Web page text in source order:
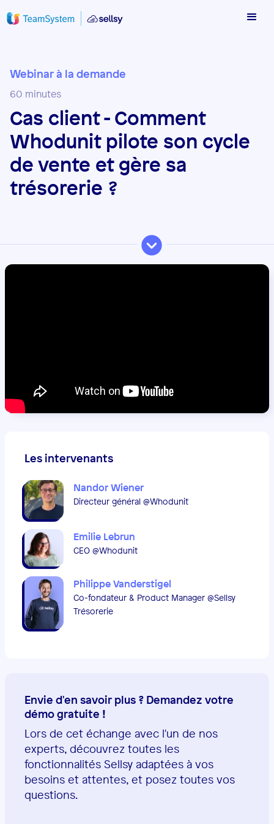
Webinar à la demande
60 minutes
Cas client - Comment
Whodunit pilote son cycle
de vente et gère sa
trésorerie ?
Les intervenants
Nandor Wiener
Directeur général @Whodunit
Emilie Lebrun
CEO @Whodunit
Philippe Vanderstigel
Co-fondateur & Product Manager @Sellsy
Trésorerie
Envie d'en savoir plus ? Demandez votre
démo gratuite !
Lors de cet échange avec l'un de nos
experts, découvrez toutes les
fonctionnalités Sellsy adaptées à vos
besoins et attentes, et posez toutes vos
questions.